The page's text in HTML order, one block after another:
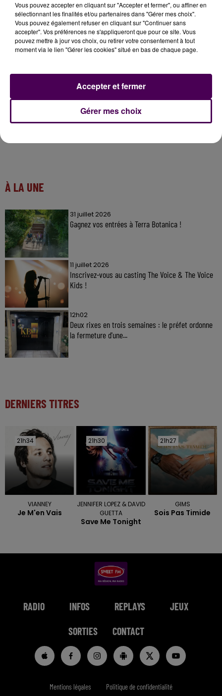
#NATIONALProgramme d'intersaison pour notre
équipe première en vue de préparer la prochaine
saison en National. �x️
pic.twitter.com/mkwHyxIYmC
À LA UNE
31 juillet 2026
Gagnez vos entrées à Terra Botanica !
11 juillet 2026
Inscrivez-vous au casting The Voice & The Voice
Kids !
12h02
Deux rixes en trois semaines : le préfet ordonne
la fermeture d'une...
DERNIERS TITRES
21h34
21h34
VIANNEY
Je M'en Vais
21h30
21h30
JENNIFER LOPEZ & DAVID
GUETTA
Save Me Tonight
21h27
21h27
GIMS
Sois Pas Timide
RADIO INFOS REPLAYS JEUX
SORTIES CONTACT
Mentions légales Politique de confidentialité
Vous pouvez accepter en cliquant sur "Accepter et fermer", ou affiner en
sélectionnant les finalités et/ou partenaires dans "Gérer mes choix".
Vous pouvez également refuser en cliquant sur "Continuer sans
accepter". Vos préférences ne s'appliqueront que pour ce site. Vous
pouvez mettre à jour vos choix, ou retirer votre consentement à tout
moment via le lien "Gérer les cookies" situé en bas de chaque page.
Gérer mes choix
Accepter et fermer